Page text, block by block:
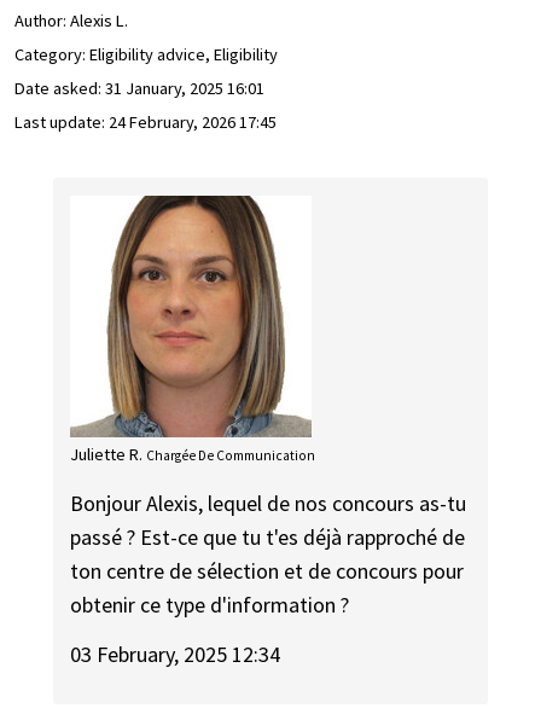
Author: Alexis L.
Category: Eligibility advice, Eligibility
Date asked: 31 January, 2025 16:01
Last update: 24 February, 2026 17:45
Juliette R. Chargée De Communication
Bonjour Alexis, lequel de nos concours as-tu
passé ? Est-ce que tu t'es déjà rapproché de
ton centre de sélection et de concours pour
obtenir ce type d'information ?
03 February, 2025 12:34